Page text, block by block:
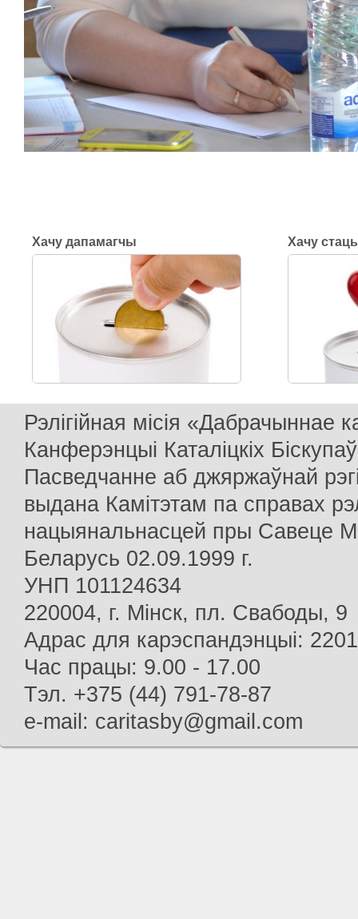
Хачу дапамагчы Хачу
Рэлігійная місія «Дабрачыннае
Канферэнцыі Каталіцкіх
Пасведчанне аб джяржаўнай
выдана Камітэтам па справах
нацыянальнасцей пры Савеце
Беларусь 02.09.1999 г.
УНП 101124634
220004, г. Мінск, пл. Свабоды, 9
Адрас для карэспандэнцыі:
Час працы: 9.00 - 17.00
Тэл. +375 (44) 791-78-87
e-mail: caritasby@gmail.com